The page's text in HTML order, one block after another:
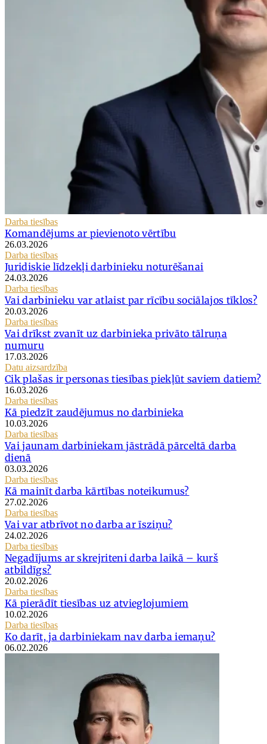
Darba tiesības
Komandējums ar pievienoto vērtību
26.03.2026
Darba tiesības
Juridiskie līdzekļi darbinieku noturēšanai
24.03.2026
Darba tiesības
Vai darbinieku var atlaist par rīcību sociālajos tīklos?
20.03.2026
Darba tiesības
Vai drīkst zvanīt uz darbinieka privāto tālruņa
numuru
17.03.2026
Datu aizsardzība
Cik plašas ir personas tiesības piekļūt saviem datiem?
16.03.2026
Darba tiesības
Kā piedzīt zaudējumus no darbinieka
10.03.2026
Darba tiesības
Vai jaunam darbiniekam jāstrādā pārceltā darba
dienā
03.03.2026
Darba tiesības
Kā mainīt darba kārtības noteikumus?
27.02.2026
Darba tiesības
Vai var atbrīvot no darba ar īsziņu?
24.02.2026
Darba tiesības
Negadījums ar skrejriteni darba laikā – kurš
atbildīgs?
20.02.2026
Darba tiesības
Kā pierādīt tiesības uz atvieglojumiem
10.02.2026
Darba tiesības
Ko darīt, ja darbiniekam nav darba iemaņu?
06.02.2026